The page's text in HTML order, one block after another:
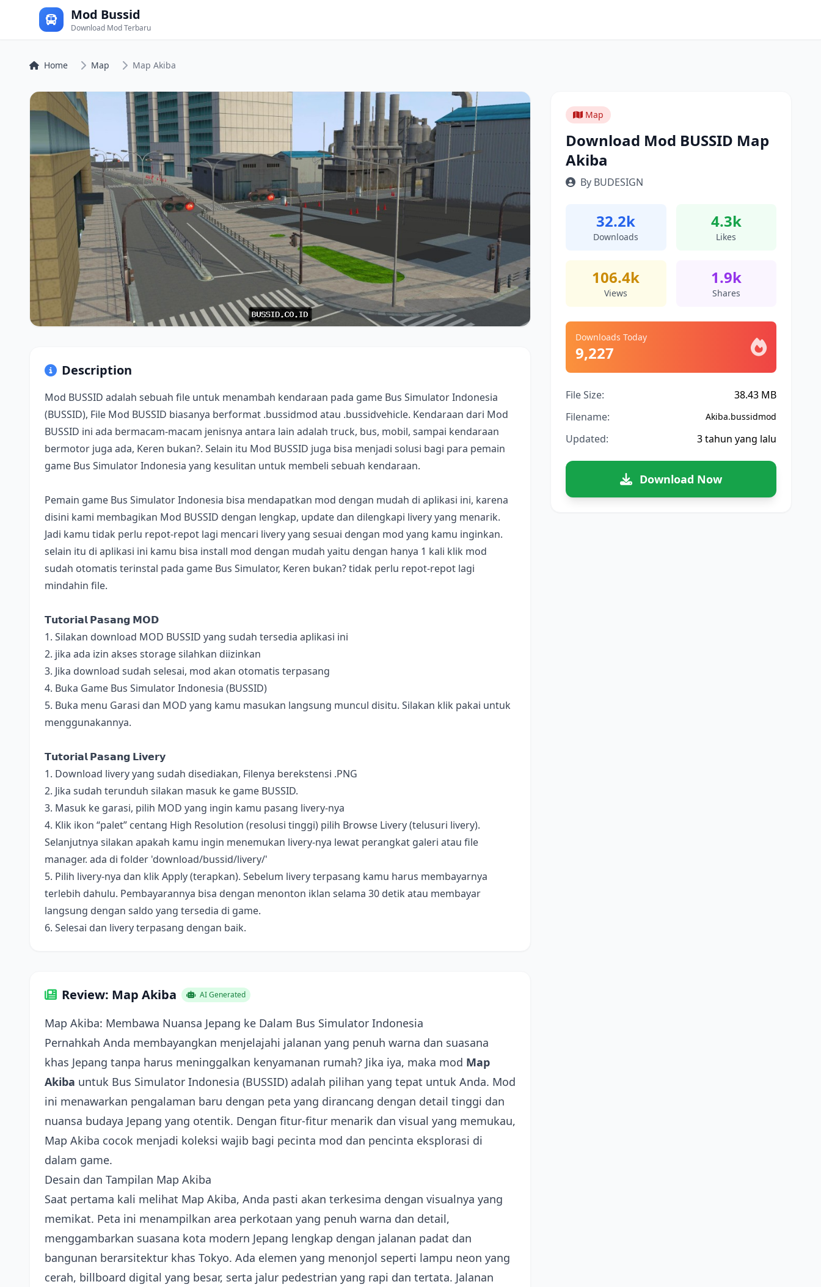
Mod Bussid
Download Mod Terbaru
Home Map Map Akiba
Description
Mod BUSSID adalah sebuah file untuk menambah kendaraan pada game Bus Simulator Indonesia
(BUSSID), File Mod BUSSID biasanya berformat .bussidmod atau .bussidvehicle. Kendaraan dari Mod
BUSSID ini ada bermacam-macam jenisnya antara lain adalah truck, bus, mobil, sampai kendaraan
bermotor juga ada, Keren bukan?. Selain itu Mod BUSSID juga bisa menjadi solusi bagi para pemain
game Bus Simulator Indonesia yang kesulitan untuk membeli sebuah kendaraan.
Pemain game Bus Simulator Indonesia bisa mendapatkan mod dengan mudah di aplikasi ini, karena
disini kami membagikan Mod BUSSID dengan lengkap, update dan dilengkapi livery yang menarik.
Jadi kamu tidak perlu repot-repot lagi mencari livery yang sesuai dengan mod yang kamu inginkan.
selain itu di aplikasi ini kamu bisa install mod dengan mudah yaitu dengan hanya 1 kali klik mod
sudah otomatis terinstal pada game Bus Simulator, Keren bukan? tidak perlu repot-repot lagi
mindahin file.
𝗧𝘂𝘁𝗼𝗿𝗶𝗮𝗹 𝗣𝗮𝘀𝗮𝗻𝗴 𝗠𝗢𝗗
1. Silakan download MOD BUSSID yang sudah tersedia aplikasi ini
2. jika ada izin akses storage silahkan diizinkan
3. Jika download sudah selesai, mod akan otomatis terpasang
4. Buka Game Bus Simulator Indonesia (BUSSID)
5. Buka menu Garasi dan MOD yang kamu masukan langsung muncul disitu. Silakan klik pakai untuk
menggunakannya.
𝗧𝘂𝘁𝗼𝗿𝗶𝗮𝗹 𝗣𝗮𝘀𝗮𝗻𝗴 𝗟𝗶𝘃𝗲𝗿𝘆
1. Download livery yang sudah disediakan, Filenya berekstensi .PNG
2. Jika sudah terunduh silakan masuk ke game BUSSID.
3. Masuk ke garasi, pilih MOD yang ingin kamu pasang livery-nya
4. Klik ikon “palet” centang High Resolution (resolusi tinggi) pilih Browse Livery (telusuri livery).
Selanjutnya silakan apakah kamu ingin menemukan livery-nya lewat perangkat galeri atau file
manager. ada di folder 'download/bussid/livery/'
5. Pilih livery-nya dan klik Apply (terapkan). Sebelum livery terpasang kamu harus membayarnya
terlebih dahulu. Pembayarannya bisa dengan menonton iklan selama 30 detik atau membayar
langsung dengan saldo yang tersedia di game.
6. Selesai dan livery terpasang dengan baik.
Review: Map Akiba AI Generated
Map Akiba: Membawa Nuansa Jepang ke Dalam Bus Simulator Indonesia
Pernahkah Anda membayangkan menjelajahi jalanan yang penuh warna dan suasana
khas Jepang tanpa harus meninggalkan kenyamanan rumah? Jika iya, maka mod Map
Akiba untuk Bus Simulator Indonesia (BUSSID) adalah pilihan yang tepat untuk Anda. Mod
ini menawarkan pengalaman baru dengan peta yang dirancang dengan detail tinggi dan
nuansa budaya Jepang yang otentik. Dengan fitur-fitur menarik dan visual yang memukau,
Map Akiba cocok menjadi koleksi wajib bagi pecinta mod dan pencinta eksplorasi di
dalam game.
Desain dan Tampilan Map Akiba
Saat pertama kali melihat Map Akiba, Anda pasti akan terkesima dengan visualnya yang
memikat. Peta ini menampilkan area perkotaan yang penuh warna dan detail,
menggambarkan suasana kota modern Jepang lengkap dengan jalanan padat dan
bangunan berarsitektur khas Tokyo. Ada elemen yang menonjol seperti lampu neon yang
cerah, billboard digital yang besar, serta jalur pedestrian yang rapi dan tertata. Jalanan
Map
Download Mod BUSSID Map
Akiba
By BUDESIGN
32.2k
Downloads
4.3k
Likes
106.4k
Views
1.9k
Shares
Downloads Today
9,227
File Size:
38.43 MB
Filename:
Akiba.bussidmod
Updated: 3 tahun yang lalu
Download Now